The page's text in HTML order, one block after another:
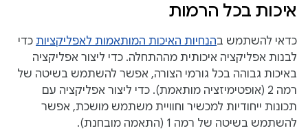
איכות בכל הרמות
כדאי להשתמש בהנחיות האיכות המותאמות לאפליקציות כדי
לבנות אפליקציה איכותית מההתחלה. כדי ליצור אפליקציה
באיכות גבוהה בכל גורמי הצורה, אפשר להשתמש בשיטה של
רמה 2 (אופטימיזציה מותאמת). כדי ליצור אפליקציה עם
תכונות ייחודיות למכשיר וחוויית משתמש מושכת, אפשר
להשתמש בשיטה של רמה 1 (התאמה מובחנת).